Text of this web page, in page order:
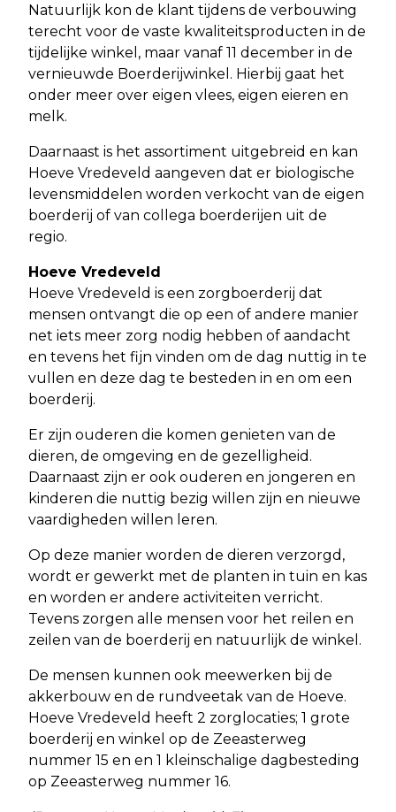
Natuurlijk kon de klant tijdens de verbouwing
terecht voor de vaste kwaliteitsproducten in de
tijdelijke winkel, maar vanaf 11 december in de
vernieuwde Boerderijwinkel. Hierbij gaat het
onder meer over eigen vlees, eigen eieren en
melk.
Daarnaast is het assortiment uitgebreid en kan
Hoeve Vredeveld aangeven dat er biologische
levensmiddelen worden verkocht van de eigen
boerderij of van collega boerderijen uit de
regio.
Hoeve Vredeveld
Hoeve Vredeveld is een zorgboerderij dat
mensen ontvangt die op een of andere manier
net iets meer zorg nodig hebben of aandacht
en tevens het fijn vinden om de dag nuttig in te
vullen en deze dag te besteden in en om een
boerderij.
Er zijn ouderen die komen genieten van de
dieren, de omgeving en de gezelligheid.
Daarnaast zijn er ook ouderen en jongeren en
kinderen die nuttig bezig willen zijn en nieuwe
vaardigheden willen leren.
Op deze manier worden de dieren verzorgd,
wordt er gewerkt met de planten in tuin en kas
en worden er andere activiteiten verricht.
Tevens zorgen alle mensen voor het reilen en
zeilen van de boerderij en natuurlijk de winkel.
De mensen kunnen ook meewerken bij de
akkerbouw en de rundveetak van de Hoeve.
Hoeve Vredeveld heeft 2 zorglocaties; 1 grote
boerderij en winkel op de Zeeasterweg
nummer 15 en en 1 kleinschalige dagbesteding
op Zeeasterweg nummer 16.